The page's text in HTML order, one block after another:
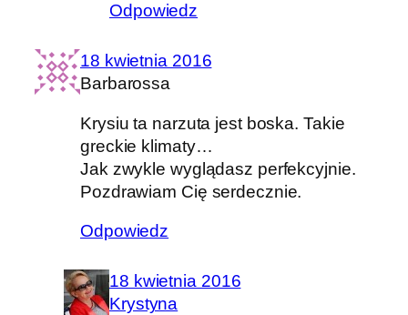
Odpowiedz
18 kwietnia 2016
Barbarossa
Krysiu ta narzuta jest boska. Takie
greckie klimaty…
Jak zwykle wyglądasz perfekcyjnie.
Pozdrawiam Cię serdecznie.
Odpowiedz
18 kwietnia 2016
Krystyna